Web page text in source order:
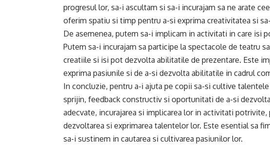
progresul lor, sa-i ascultam si sa-i incurajam sa ne arate
oferim spatiu si timp pentru a-si exprima creativitatea si
De asemenea, putem sa-i implicam in activitati in care isi
Putem sa-i incurajam sa participe la spectacole de teatru
creatiile si isi pot dezvolta abilitatile de prezentare. Este
exprima pasiunile si de a-si dezvolta abilitatile in cadrul
In concluzie, pentru a-i ajuta pe copii sa-si cultive
sprijin, feedback constructiv si oportunitati de a-si
adecvate, incurajarea si implicarea lor in activitati
dezvoltarea si exprimarea talentelor lor. Este esential sa
sa-i sustinem in cautarea si cultivarea pasiunilor lor.